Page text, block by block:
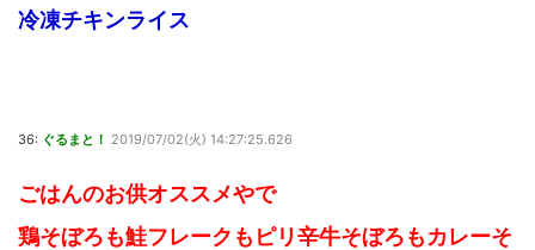
冷凍チキンライス
36: ぐるまと！ 2019/07/02(火) 14:27:25.626
ごはんのお供オススメやで
鶏そぼろも鮭フレークもピリ辛牛そぼろもカレーそ